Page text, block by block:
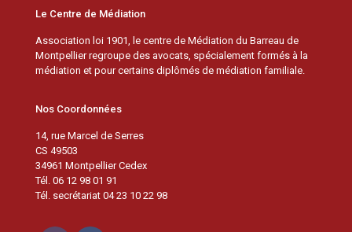
Le Centre de Médiation
Association loi 1901, le centre de Médiation du Barreau de
Montpellier regroupe des avocats, spécialement formés à la
médiation et pour certains diplômés de médiation familiale.
Nos Coordonnées
14, rue Marcel de Serres
CS 49503
34961 Montpellier Cedex
Tél. 06 12 98 01 91
Tél. secrétariat 04 23 10 22 98